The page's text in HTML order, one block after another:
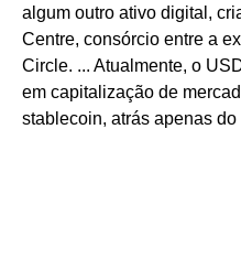
algum outro ativo digital,
Centre, consórcio entre a
Circle. ... Atualmente, o
em capitalização de
stablecoin, atrás apenas do